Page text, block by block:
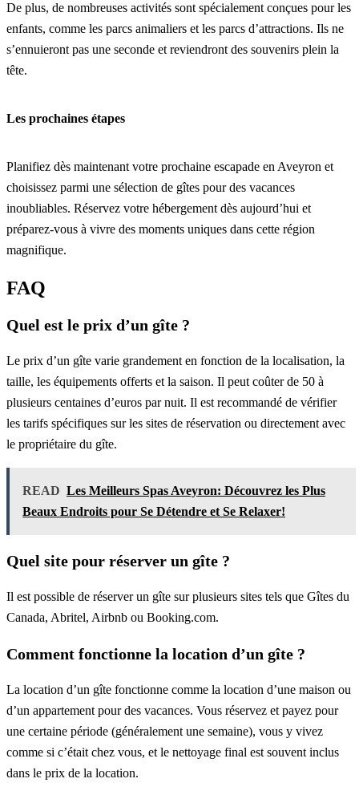
De plus, de nombreuses activités sont spécialement conçues pour les
enfants, comme les parcs animaliers et les parcs d’attractions. Ils ne
s’ennuieront pas une seconde et reviendront des souvenirs plein la
tête.
Les prochaines étapes
Planifiez dès maintenant votre prochaine escapade en Aveyron et
choisissez parmi une sélection de gîtes pour des vacances
inoubliables. Réservez votre hébergement dès aujourd’hui et
préparez-vous à vivre des moments uniques dans cette région
magnifique.
FAQ
Quel est le prix d’un gîte ?
Le prix d’un gîte varie grandement en fonction de la localisation, la
taille, les équipements offerts et la saison. Il peut coûter de 50 à
plusieurs centaines d’euros par nuit. Il est recommandé de vérifier
les tarifs spécifiques sur les sites de réservation ou directement avec
le propriétaire du gîte.
READ Les Meilleurs Spas Aveyron: Découvrez les Plus
Beaux Endroits pour Se Détendre et Se Relaxer!
Quel site pour réserver un gîte ?
Il est possible de réserver un gîte sur plusieurs sites tels que Gîtes du
Canada, Abritel, Airbnb ou Booking.com.
Comment fonctionne la location d’un gîte ?
La location d’un gîte fonctionne comme la location d’une maison ou
d’un appartement pour des vacances. Vous réservez et payez pour
une certaine période (généralement une semaine), vous y vivez
comme si c’était chez vous, et le nettoyage final est souvent inclus
dans le prix de la location.